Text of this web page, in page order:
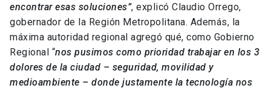
encontrar esas soluciones”, explicó Claudio Orrego,
gobernador de la Región Metropolitana. Además, la
máxima autoridad regional agregó qué, como Gobierno
Regional “nos pusimos como prioridad trabajar en los 3
dolores de la ciudad – seguridad, movilidad y
medioambiente – donde justamente la tecnología nos